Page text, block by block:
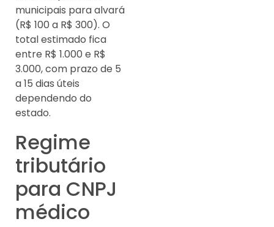
municipais para alvará
(R$ 100 a R$ 300). O
total estimado fica
entre R$ 1.000 e R$
3.000, com prazo de 5
a 15 dias úteis
dependendo do
estado.
Regime
tributário
para CNPJ
médico